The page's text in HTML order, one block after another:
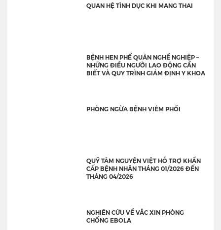
QUAN HỆ TÌNH DỤC KHI MANG THAI
BỆNH HEN PHẾ QUẢN NGHỀ NGHIỆP –
NHỮNG ĐIỀU NGƯỜI LAO ĐỘNG CẦN
BIẾT VÀ QUY TRÌNH GIÁM ĐỊNH Y KHOA
PHÒNG NGỪA BỆNH VIÊM PHỔI
QUỸ TÂM NGUYỆN VIỆT HỖ TRỢ KHẨN
CẤP BỆNH NHÂN THÁNG 01/2026 ĐẾN
THÁNG 04/2026
NGHIÊN CỨU VỀ VẮC XIN PHÒNG
CHỐNG EBOLA